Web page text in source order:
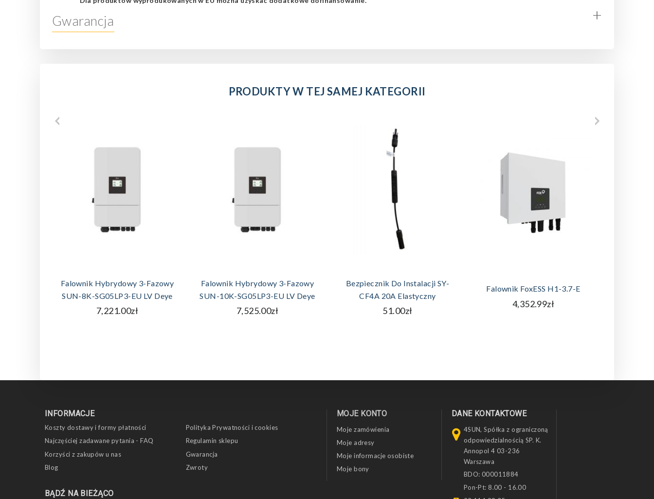
Gwarancja +
PRODUKTY W TEJ SAMEJ KATEGORII
Falownik Hybrydowy 3-Fazowy
SUN-8K-SG05LP3-EU LV Deye
7,221.00zł
Falownik Hybrydowy 3-Fazowy
SUN-10K-SG05LP3-EU LV Deye
7,525.00zł
Bezpiecznik Do Instalacji SY-
CF4A 20A Elastyczny
51.00zł
Falownik FoxESS H1-3.7-E
4,352.99zł
BĄDŹ NA BIEŻĄCO
INFORMACJE
Koszty dostawy i formy płatności
Najczęściej zadawane pytania - FAQ
Korzyści z zakupów u nas
Blog
Polityka Prywatności i cookies
Regulamin sklepu
Gwarancja
Zwroty
MOJE KONTO
Moje zamówienia
Moje adresy
Moje informacje osobiste
Moje bony
DANE KONTAKTOWE
4SUN, Spółka z ograniczoną
odpowiedzialnością SP. K.
Annopol 4 03-236
Warszawa
BDO: 000011884
Pon-Pt: 8.00 - 16.00